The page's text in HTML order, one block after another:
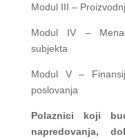
Modul III –
Modul IV –
subjekta
Modul V –
poslovanja
Polaznici koji
napredovanja,